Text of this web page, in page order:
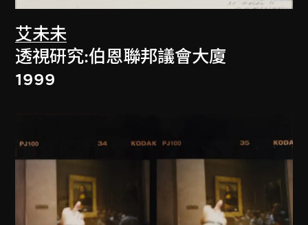
艾未未
透視研究:伯恩聯邦議會大廈
1999